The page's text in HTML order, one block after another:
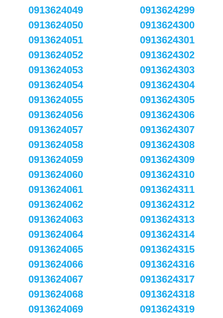
0913624049
0913624050
0913624051
0913624052
0913624053
0913624054
0913624055
0913624056
0913624057
0913624058
0913624059
0913624060
0913624061
0913624062
0913624063
0913624064
0913624065
0913624066
0913624067
0913624068
0913624069
0913624299
0913624300
0913624301
0913624302
0913624303
0913624304
0913624305
0913624306
0913624307
0913624308
0913624309
0913624310
0913624311
0913624312
0913624313
0913624314
0913624315
0913624316
0913624317
0913624318
0913624319